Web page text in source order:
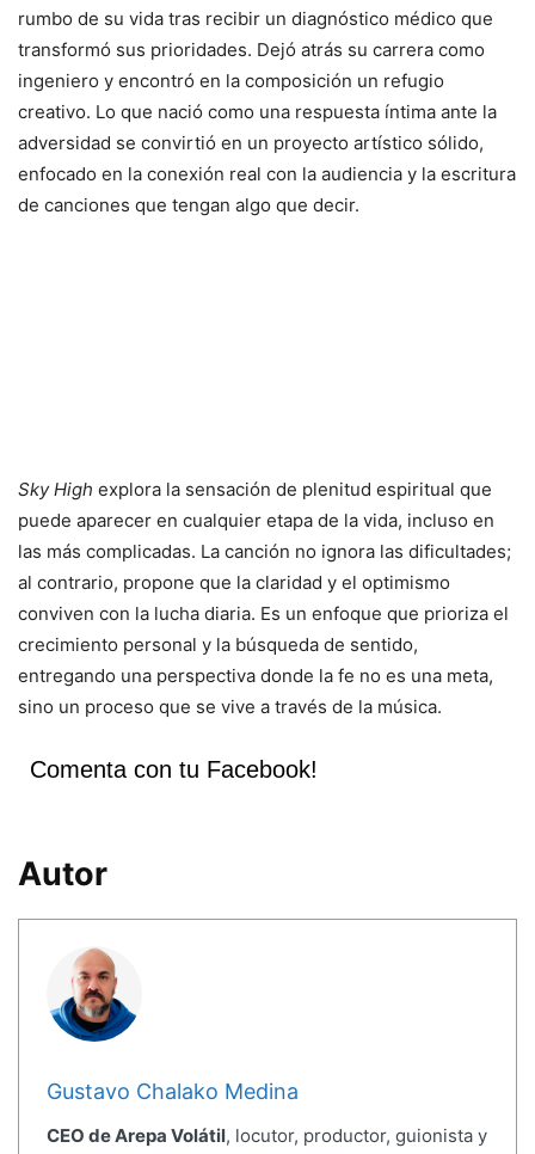
rumbo de su vida tras recibir un diagnóstico médico que
transformó sus prioridades. Dejó atrás su carrera como
ingeniero y encontró en la composición un refugio
creativo. Lo que nació como una respuesta íntima ante la
adversidad se convirtió en un proyecto artístico sólido,
enfocado en la conexión real con la audiencia y la escritura
de canciones que tengan algo que decir.
Sky High explora la sensación de plenitud espiritual que
puede aparecer en cualquier etapa de la vida, incluso en
las más complicadas. La canción no ignora las dificultades;
al contrario, propone que la claridad y el optimismo
conviven con la lucha diaria. Es un enfoque que prioriza el
crecimiento personal y la búsqueda de sentido,
entregando una perspectiva donde la fe no es una meta,
sino un proceso que se vive a través de la música.
Comenta con tu Facebook!
Autor
Gustavo Chalako Medina
CEO de Arepa Volátil, locutor, productor, guionista y